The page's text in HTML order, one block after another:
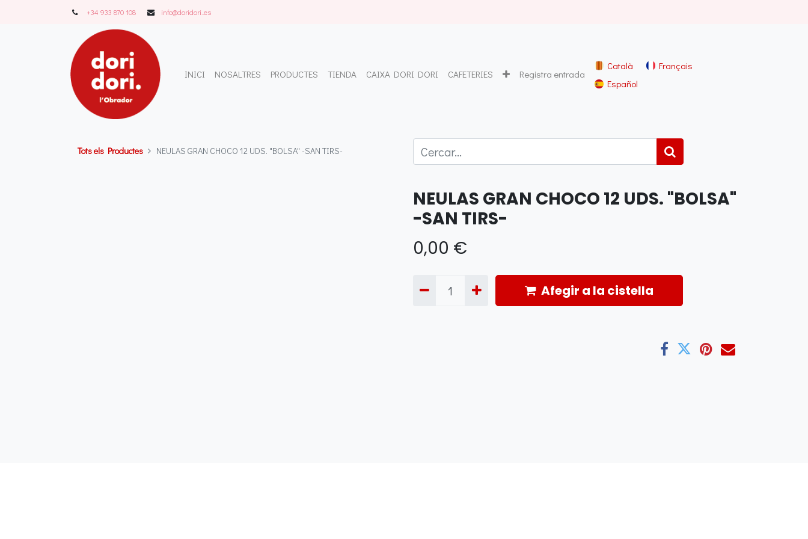
+34 933 870 108 info@doridori..es
INICI NOSALTRES PRODUCTES TIENDA CAIXA DORI DORI CAFETERIES Registra entrada
Català
Français
Español
Tots els Productes NEULAS GRAN CHOCO 12 UDS. "BOLSA" -SAN TIRS-
NEULAS GRAN CHOCO 12 UDS. "BOLSA"
-SAN TIRS-
0,00 €
Afegir a la cistella